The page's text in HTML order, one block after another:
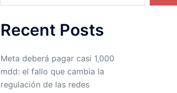
Recent Posts
Meta deberá pagar casi 1,000
mdd: el fallo que cambia la
regulación de las redes